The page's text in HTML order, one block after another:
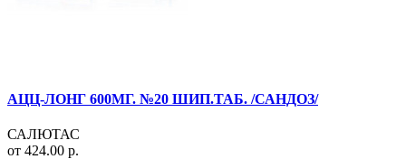
АЦЦ-ЛОНГ 600МГ. №20 ШИП.ТАБ. /САНДОЗ/
САЛЮТАС
от 424.00 р.